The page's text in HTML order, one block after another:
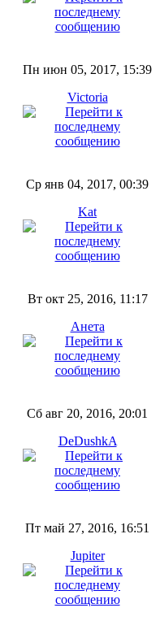
Пн июн 05, 2017, 15:39
Victoria
Ср янв 04, 2017, 00:39
Kat
Вт окт 25, 2016, 11:17
Анета
Сб авг 20, 2016, 20:01
DeDushkA
Пт май 27, 2016, 16:51
Jupiter